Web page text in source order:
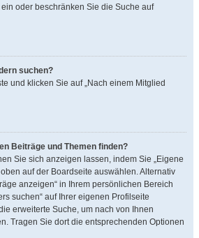
oder beschränken Sie die Suche auf
suchen?
und klicken Sie auf „Nach einem Mitglied
Beiträge und Themen finden?
Sie sich anzeigen lassen, indem Sie „Eigene
auf der Boardseite auswählen. Alternativ
anzeigen“ in Ihrem persönlichen Bereich
suchen“ auf Ihrer eigenen Profilseite
erweiterte Suche, um nach von Ihnen
Tragen Sie dort die entsprechenden Optionen